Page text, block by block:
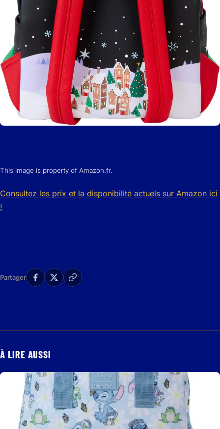
This image is property of Amazon.fr.
Consultez les prix et la disponibilité actuels sur Amazon ici
!
Partager
À LIRE AUSSI